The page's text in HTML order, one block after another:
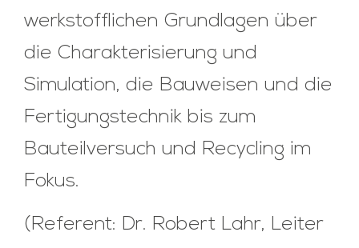
werkstofflichen Grundlagen über
die Charakterisierung und
Simulation, die Bauweisen und die
Fertigungstechnik bis zum
Bauteilversuch und Recycling im
Fokus.
(Referent: Dr. Robert Lahr, Leiter